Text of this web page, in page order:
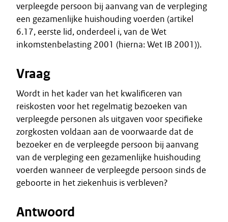
verpleegde persoon bij aanvang van de verpleging
een gezamenlijke huishouding voerden (artikel
6.17, eerste lid, onderdeel i, van de Wet
inkomstenbelasting 2001 (hierna: Wet IB 2001)).
Vraag
Wordt in het kader van het kwalificeren van
reiskosten voor het regelmatig bezoeken van
verpleegde personen als uitgaven voor specifieke
zorgkosten voldaan aan de voorwaarde dat de
bezoeker en de verpleegde persoon bij aanvang
van de verpleging een gezamenlijke huishouding
voerden wanneer de verpleegde persoon sinds de
geboorte in het ziekenhuis is verbleven?
Antwoord